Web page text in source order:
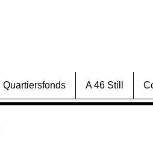
Quartiersfonds A 46 Still